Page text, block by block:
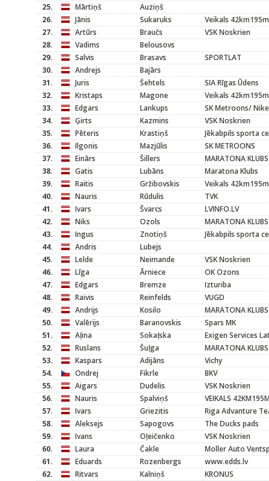
25.
Mārtiņš
Auziņš
26.
Jānis Sukaruks
Veikals 42km195m
27.
Artūrs Braučs
VSK Noskrien
28.
Vadims
Belousovs
29.
Salvis Brasavs
SPORTLAT
30.
Andrejs
Bajārs
31.
Juris Šehtels
SIA Rīgas Ūdens
32.
Kristaps Magone
Veikals 42km195m
33.
Edgars Lankups
SK Metroons/ Nike
34.
Ģirts Kazmins
VSK Noskrien
35.
Pēteris Krastiņš
Jēkabpils sporta
36.
Ilgonis Mazjūlis
SK METROONS
37.
Einārs Šillers
MARATONA KLUBS
38.
Gatis Lubāns
Maratona Klubs
39.
Raitis Gržibovskis
Veikals 42km195m
40.
Nauris Rūdulis
TVK
41.
Ivars Švarcs
LVINFO.LV
42.
Niks Ozols
MARATONA KLUBS
43.
Ingus Znotiņš
Jēkabpils sporta
44.
Andris
Lubejs
45.
Lelde Neimande
VSK Noskrien
46.
Līga Ārniece
OK Ozons
47.
Edgars Bremze
Izturiba
48.
Raivis Reinfelds
VUGD
49.
Andrijs Kosilo
MARATONA KLUBS
50.
Valērijs Baranovskis
Spars MK
51.
Aļina Sokaļska
Exigen Services
52.
Ruslans Šuļga
MARATONA KLUBS
53.
Kaspars Adijāns
Vichy
54.
Ondrej Fikrle
BKV
55.
Aigars Dudelis
VSK Noskrien
56.
Nauris Spalviņš
VEIKALS
57.
Ivars Griezitis
Riga Advanture
58.
Aleksejs Sapogovs
The Ducks pads
59.
Ivans Oļeičenko
VSK Noskrien
60.
Laura Čakle
Moller Auto
61.
Eduards Rozenbergs
www.edds.lv
62.
Ritvars Kalniņš
KRONUS